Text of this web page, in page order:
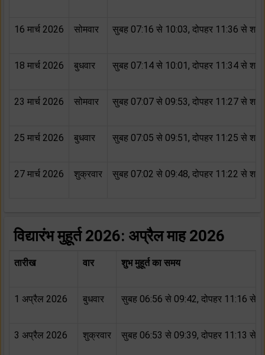
16 मार्च 2026 सोमवार सुबह 07:16 से 10:03, दोपहर 11:36 से
18 मार्च 2026 बुधवार सुबह 07:14 से 10:01, दोपहर 11:34 से
23 मार्च 2026 सोमवार सुबह 07:07 से 09:53, दोपहर 11:27 से
25 मार्च 2026 बुधवार सुबह 07:05 से 09:51, दोपहर 11:25 से
27 मार्च 2026 शुक्रवार सुबह 07:02 से 09:48, दोपहर 11:22 से
विद्यारंभ मुहूर्त 2026: अप्रैल माह 2026
तारीख वार शुभ मुहूर्त का समय
1 अप्रैल 2026 बुधवार सुबह 06:56 से 09:42, दोपहर 11:16 से
3 अप्रैल 2026 शुक्रवार सुबह 06:53 से 09:39, दोपहर 11:13 से